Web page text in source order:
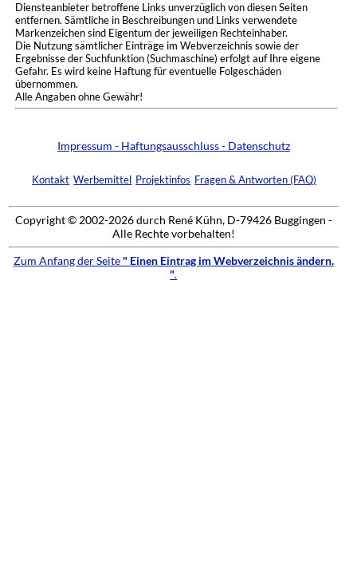
Diensteanbieter betroffene Links unverzüglich von diesen Seiten
entfernen. Sämtliche in Beschreibungen und Links verwendete
Markenzeichen sind Eigentum der jeweiligen Rechteinhaber.
Die Nutzung sämtlicher Einträge im Webverzeichnis sowie der
Ergebnisse der Suchfunktion (Suchmaschine) erfolgt auf Ihre eigene
Gefahr. Es wird keine Haftung für eventuelle Folgeschäden
übernommen.
Alle Angaben ohne Gewähr!
Impressum - Haftungsausschluss - Datenschutz
Kontakt Werbemittel Projektinfos Fragen & Antworten (FAQ)
Copyright © 2002-2026 durch René Kühn, D-79426 Buggingen -
Alle Rechte vorbehalten!
Zum Anfang der Seite " Einen Eintrag im Webverzeichnis ändern.
".